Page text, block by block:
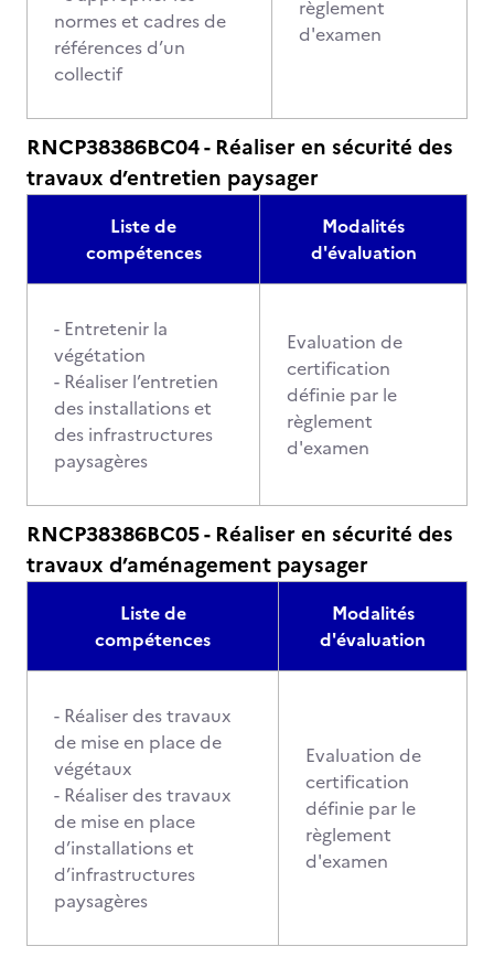
normes et cadres de
références d’un
collectif
règlement
d'examen
RNCP38386BC04 - Réaliser en sécurité des
travaux d’entretien paysager
Liste de
compétences
Modalités
d'évaluation
- Entretenir la
végétation
- Réaliser l’entretien
des installations et
des infrastructures
paysagères
Evaluation de
certification
définie par le
règlement
d'examen
RNCP38386BC05 - Réaliser en sécurité des
travaux d’aménagement paysager
Liste de
compétences
Modalités
d'évaluation
- Réaliser des travaux
de mise en place de
végétaux
- Réaliser des travaux
de mise en place
d’installations et
d’infrastructures
paysagères
Evaluation de
certification
définie par le
règlement
d'examen